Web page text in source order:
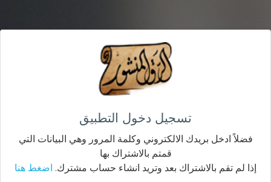
تسجيل دخول التطبيق
فضلاً ادخل بريدك الالكتروني وكلمة المرور وهي البيانات التي
قمتم بالاشتراك بها
إذا لم تقم بالاشتراك بعد وتريد انشاء حساب مشترك. اضغط هنا